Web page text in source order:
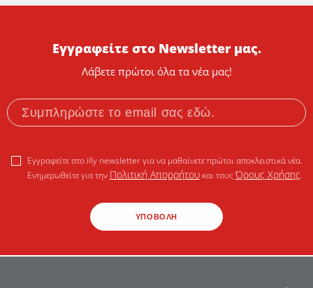
Εγγραφείτε στο Newsletter μας.
Λάβετε πρώτοι όλα τα νέα μας!
ΥΠΟΒΟΛΗ
Εγγραφείτε στο illy newsletter για να μαθαίνετε πρώτοι αποκλειστικά νέα.
Ενημερωθείτε για την Πολιτική Απορρήτουκαι τουςΌρους Χρήσης.